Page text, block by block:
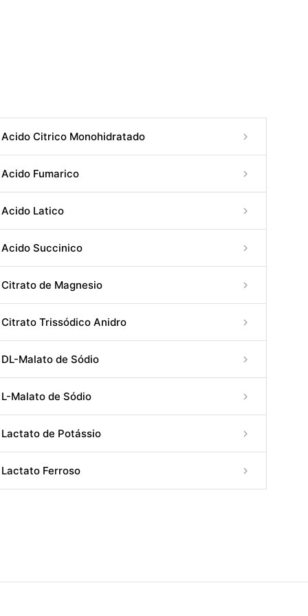
Acido Citrico Monohidratado
Acido Fumarico
Acido Latico
Acido Succinico
Citrato de Magnesio
Citrato Trissódico Anidro
DL-Malato de Sódio
L-Malato de Sódio
Lactato de Potássio
Lactato Ferroso